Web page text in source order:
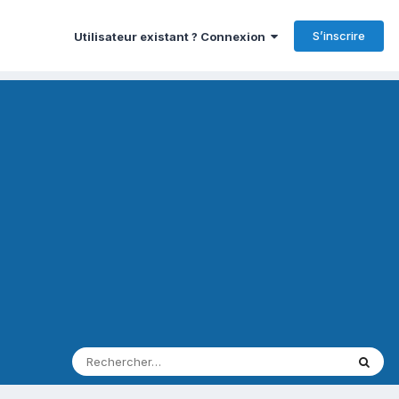
Utilisateur existant ? Connexion S’inscrire